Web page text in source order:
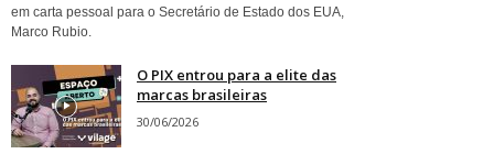
em carta pessoal para o Secretário de Estado dos EUA,
Marco Rubio.
O PIX entrou para a elite das
marcas brasileiras
30/06/2026